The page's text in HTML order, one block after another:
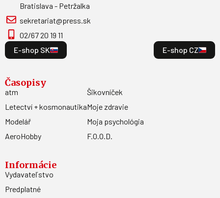
Bratislava - Petržalka
sekretariat@press.sk
02/67 20 19 11
E-shop SK
E-shop CZ
Časopisy
atm
Letectví + kosmonautika
Modelář
AeroHobby
Šikovníček
Moje zdravie
Moja psychológia
F.O.O.D.
Informácie
Vydavateľstvo
Predplatné